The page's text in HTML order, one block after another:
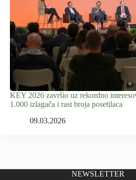
KEY 2026 završio uz rekordno
1.000 izlagača i rast broja posetilaca
09.03.2026
NEWSLETTER